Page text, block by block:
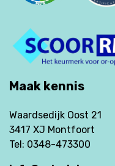
Maak kennis
Waardsedijk Oost 21
3417 XJ Montfoort
Tel: 0348-473300